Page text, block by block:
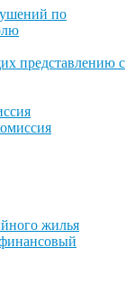
по
представлению с
жилья